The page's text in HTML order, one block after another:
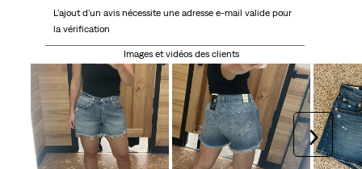
pour
attribuer
l'article.
Cette
action
ouvrira
le
pour
attribuer
2 étoiles
l'article.
Cette
action
ouvrira
le
pour
3 étoiles
à
l'article.
Cette
action
ouvrira
le
pour
4 étoiles
à
l'article.
Cette
action
ouvrira
le
pour
à
l'article.
Cette
action
ouvrira
le
L'ajout d'un avis nécessite une adresse e-mail valide pour
la vérification
Images et vidéos des clients